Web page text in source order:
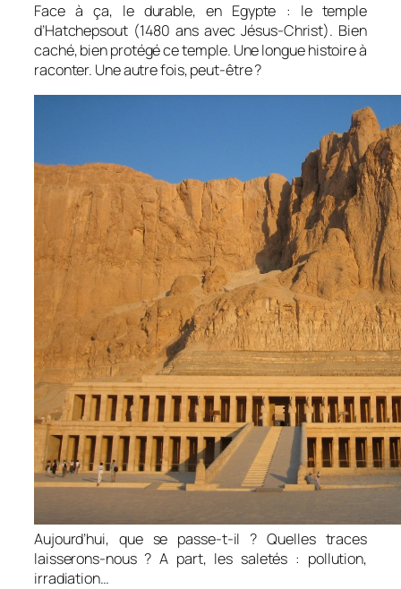
Face à ça, le durable, en Egypte : le temple
d’Hatchepsout (1480 ans avec Jésus-Christ). Bien
caché, bien protégé ce temple. Une longue histoire à
raconter. Une autre fois, peut-être ?
Aujourd’hui, que se passe-t-il ? Quelles traces
laisserons-nous ? A part, les saletés : pollution,
irradiation…